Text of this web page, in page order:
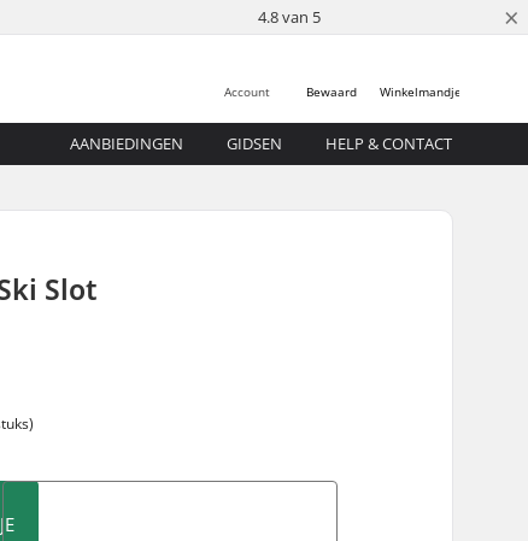
4.8 van 5 ×
Winkelmandje
Bewaard
Account
AANBIEDINGEN GIDSEN HELP & CONTACT
Slot